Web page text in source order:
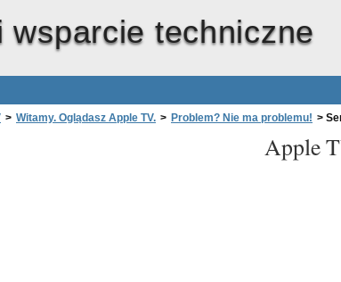
wsparcie techniczne
> Witamy. Oglądasz Apple TV. > Problem? Nie ma problemu! >
Apple